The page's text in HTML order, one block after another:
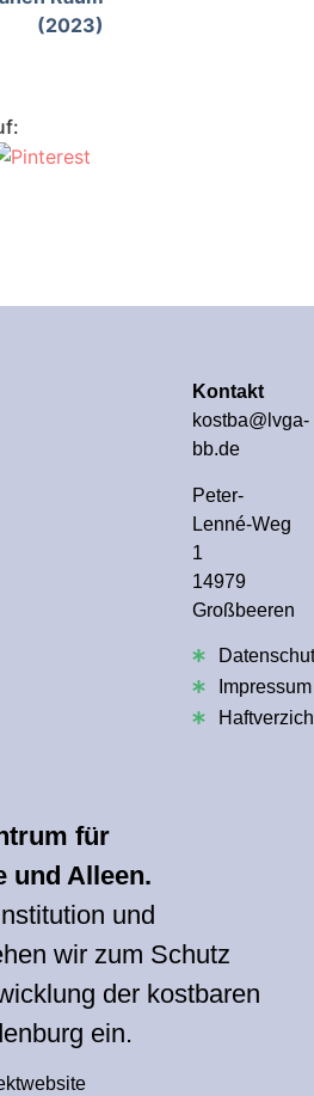
(2023)
Kontakt
kostba@lvga-
bb.de
Peter-
Lenné-Weg
1
14979
Großbeeren
Impressum
für
und Alleen.
und
wir zum Schutz
der kostbaren
ein.